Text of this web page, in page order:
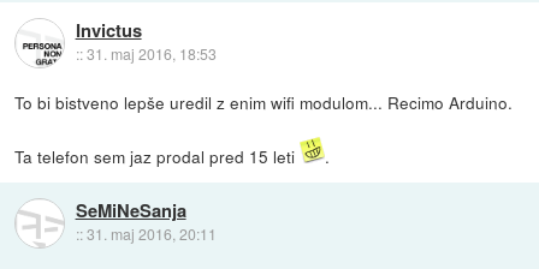
Invictus
::31. maj 2016, 18:53
To bi bistveno lepše uredil z enim wifi modulom... Recimo Arduino.
Ta telefon sem jaz prodal pred 15 leti .
SeMiNeSanja
::31. maj 2016, 20:11